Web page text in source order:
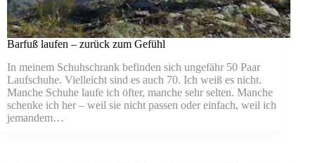
Barfuß laufen – zurück zum Gefühl
In meinem Schuhschrank befinden sich ungefähr 50 Paar
Laufschuhe. Vielleicht sind es auch 70. Ich weiß es nicht.
Manche Schuhe laufe ich öfter, manche sehr selten. Manche
schenke ich her – weil sie nicht passen oder einfach, weil ich
jemandem…